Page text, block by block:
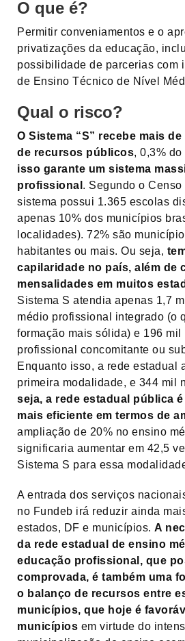
O que é?
Permitir conveniamentos e o
privatizações da educação,
possibilidade de parcerias com
de Ensino Técnico de Nível
Qual o risco?
O Sistema “S” recebe mais
de recursos públicos, 0,3% do
isso garante um sistema
profissional . Segundo o
sistema possui 1.365 escolas
apenas 10% dos municípios
localidades). 72% são
habitantes ou mais. Ou seja,
capilaridade no país, além de
mensalidades em muitos
Sistema S atendia apenas 1,7
médio profissional integrado (o
formação mais sólida) e 196 mil
profissional concomitante ou
Enquanto isso, a rede estadual
primeira modalidade, e 344 mil
seja, a rede estadual pública
mais eficiente em termos de
ampliação de 20% no ensino
significaria aumentar em 42,5
Sistema S para essa
A entrada dos serviços
no Fundeb irá reduzir ainda
estados, DF e municípios. A
da rede estadual de ensino
educação profissional, que
comprovada, é também uma
o balanço de recursos entre
municípios, que hoje é
municípios em virtude do